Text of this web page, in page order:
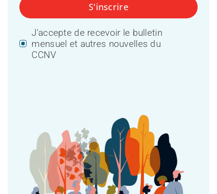
S'inscrire
J'accepte de recevoir le bulletin
mensuel et autres nouvelles du
CCNV